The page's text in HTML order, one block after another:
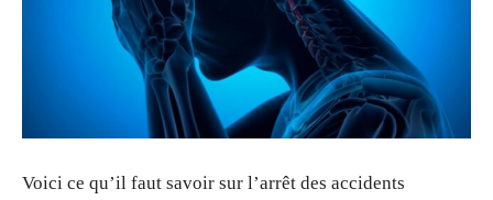
Voici ce qu’il faut savoir sur l’arrêt des accidents